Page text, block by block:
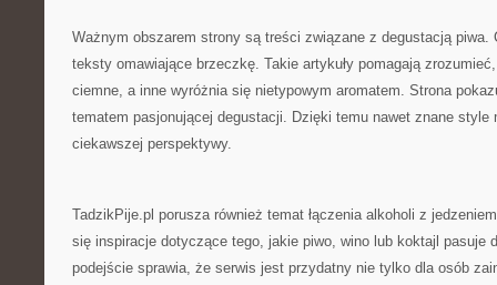
Ważnym obszarem strony są treści związane z degustacją piwa.
teksty omawiające brzeczkę. Takie artykuły pomagają
ciemne, a inne wyróżnia się nietypowym aromatem. Strona
tematem pasjonującej degustacji. Dzięki temu nawet znane style
ciekawszej perspektywy.
TadzikPije.pl porusza również temat łączenia alkoholi z
się inspiracje dotyczące tego, jakie piwo, wino lub koktajl pasuje
podejście sprawia, że serwis jest przydatny nie tylko dla osób